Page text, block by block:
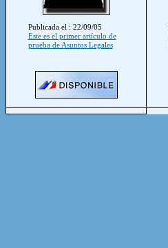
Publicada el : 22/09/05
Este es el primer artículo de
prueba de Asuntos Legales